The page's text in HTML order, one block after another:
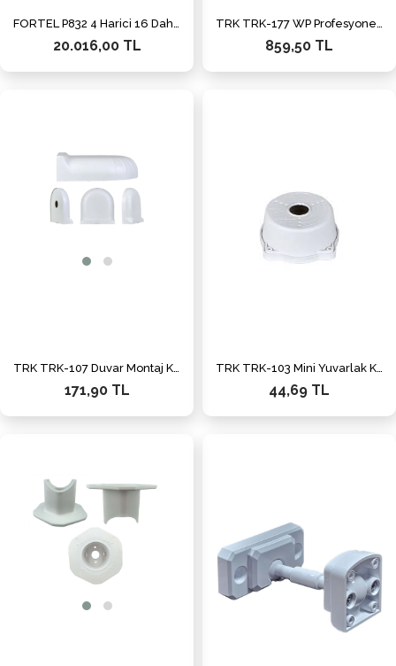
20.016,00 TL 859,50 TL
TRK TRK-107 Duvar Montaj Kutusu
171,90 TL
TRK TRK-103 Mini Yuvarlak Kamera Kutusu (Beyaz)
44,69 TL